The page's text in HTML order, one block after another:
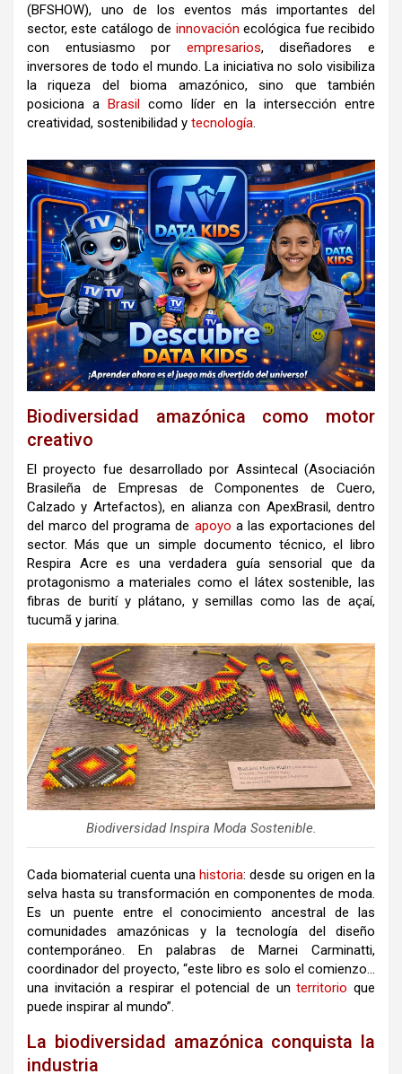
(BFSHOW), uno de los eventos más importantes del
sector, este catálogo de innovación ecológica fue recibido
con entusiasmo por empresarios, diseñadores e
inversores de todo el mundo. La iniciativa no solo visibiliza
la riqueza del bioma amazónico, sino que también
posiciona a Brasil como líder en la intersección entre
creatividad, sostenibilidad y tecnología.
Biodiversidad amazónica como motor
creativo
El proyecto fue desarrollado por Assintecal (Asociación
Brasileña de Empresas de Componentes de Cuero,
Calzado y Artefactos), en alianza con ApexBrasil, dentro
del marco del programa de apoyo a las exportaciones del
sector. Más que un simple documento técnico, el libro
Respira Acre es una verdadera guía sensorial que da
protagonismo a materiales como el látex sostenible, las
fibras de burití y plátano, y semillas como las de açaí,
tucumã y jarina.
Biodiversidad Inspira Moda Sostenible.
Cada biomaterial cuenta una historia: desde su origen en la
selva hasta su transformación en componentes de moda.
Es un puente entre el conocimiento ancestral de las
comunidades amazónicas y la tecnología del diseño
contemporáneo. En palabras de Marnei Carminatti,
coordinador del proyecto, “este libro es solo el comienzo…
una invitación a respirar el potencial de unterritorio que
puede inspirar al mundo”.
La biodiversidad amazónica conquista la
industria